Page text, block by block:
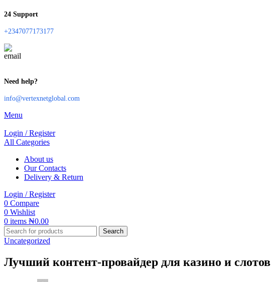
24 Support
+2347077173177
Need help?
info@vertexnetglobal.com
Menu
Login / Register
All Categories
About us
Our Contacts
Delivery & Return
Login / Register
0 Compare
0 Wishlist
0 items ₦0.00
Search
Uncategorized
Лучший контент-провайдер для казино и слотов